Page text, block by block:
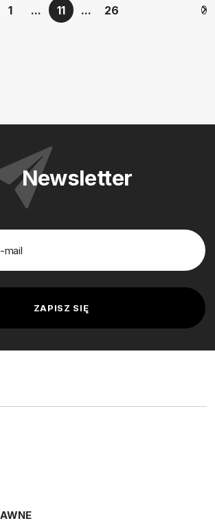
1 ... 11 ... 26
Newsletter